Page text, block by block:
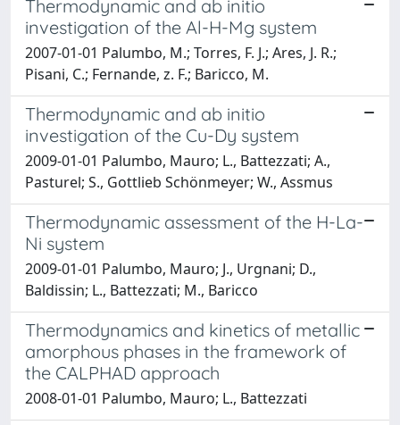
Thermodynamic and ab initio
investigation of the Al-H-Mg system
2007-01-01 Palumbo, M.; Torres, F. J.; Ares, J. R.;
Pisani, C.; Fernande, z. F.; Baricco, M.
Thermodynamic and ab initio
investigation of the Cu-Dy system
2009-01-01 Palumbo, Mauro; L., Battezzati; A.,
Pasturel; S., Gottlieb Schönmeyer; W., Assmus
Thermodynamic assessment of the H-La-
Ni system
2009-01-01 Palumbo, Mauro; J., Urgnani; D.,
Baldissin; L., Battezzati; M., Baricco
Thermodynamics and kinetics of metallic
amorphous phases in the framework of
the CALPHAD approach
2008-01-01 Palumbo, Mauro; L., Battezzati